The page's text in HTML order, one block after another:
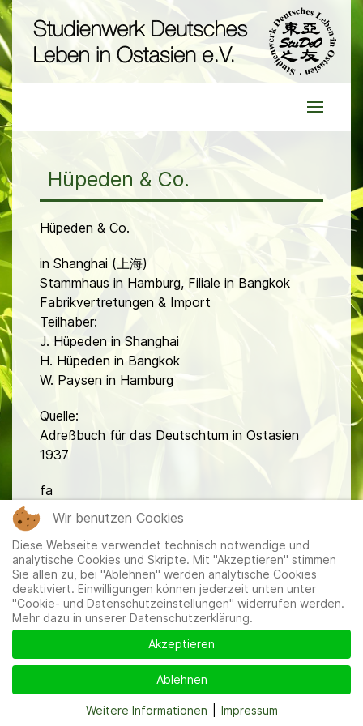
Hüpeden & Co.
Hüpeden & Co.
in Shanghai (上海)
Stammhaus in Hamburg, Filiale in Bangkok
Fabrikvertretungen & Import
Teilhaber:
J. Hüpeden in Shanghai
H. Hüpeden in Bangkok
W. Paysen in Hamburg
Quelle:
Adreßbuch für das Deutschtum in Ostasien
1937
fa
Mitglieder | Impressum|Datenschutzerklärung|Cookie-
und Datenschutzeinstellungen
Wir benutzen Cookies
Diese Webseite verwendet technisch notwendige und
analytische Cookies und Skripte. Mit "Akzeptieren" stimmen
Sie allen zu, bei "Ablehnen" werden analytische Cookies
deaktiviert. Einwilligungen können jederzeit unten unter
"Cookie- und Datenschutzeinstellungen" widerrufen werden.
Mehr dazu in unserer Datenschutzerklärung.
Akzeptieren
Ablehnen
Weitere Informationen Impressum